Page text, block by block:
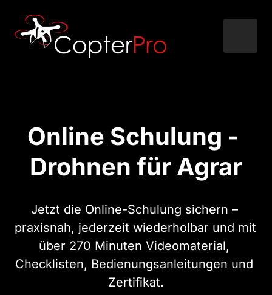
Online Schulung -
Drohnen für Agrar
Jetzt die Online-Schulung sichern –
praxisnah, jederzeit wiederholbar und mit
über 270 Minuten Videomaterial,
Checklisten, Bedienungsanleitungen und
Zertifikat.